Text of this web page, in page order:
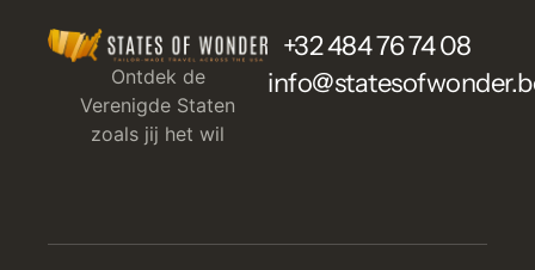
Ontdek de
Verenigde Staten
zoals jij het wil
+32 484 76 74 08